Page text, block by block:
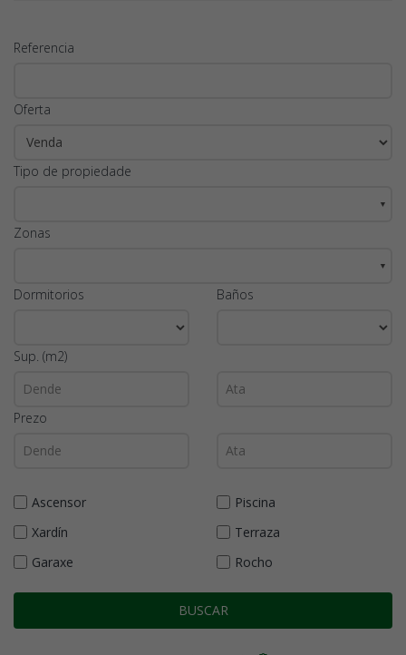
Referencia
Oferta
Tipo de propiedade
▼
Zonas
▼
Dormitorios Baños
Sup. (m2)
Prezo
Ascensor
Piscina
Xardín
Terraza
Garaxe
Rocho
BUSCAR